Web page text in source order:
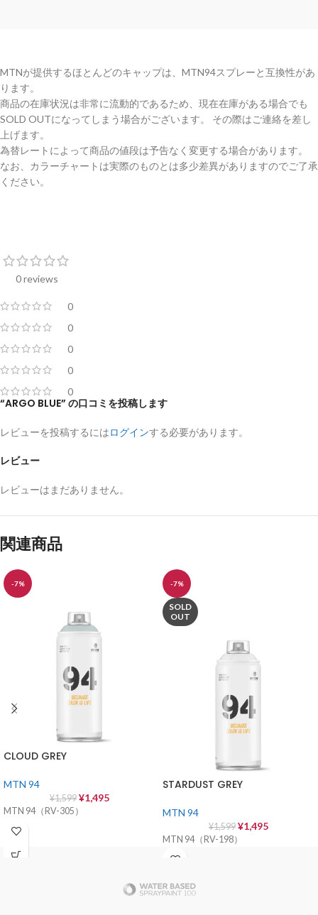
MTNが提供するほとんどのキャップは、MTN94スプレーと互換性があ
ります。
商品の在庫状況は非常に流動的であるため、現在在庫がある場合でも
SOLD OUTになってしまう場合がございます。 その際はご連絡を差し
上げます。
為替レートによって商品の値段は予告なく変更する場合があります。
なお、カラーチャートは実際のものとは多少差異がありますのでご了承
ください。
0 reviews
0
0
0
0
0
レビュー
レビューはまだありません。
“ARGO BLUE” の口コミを投稿します
レビューを投稿するにはログインする必要があります。
関連商品
-7%
CLOUD GREY
MTN 94
¥1,599 ¥1,495
MTN 94（RV-305）
-7%
SOLD
OUT
STARDUST GREY
MTN 94
¥1,599 ¥1,495
MTN 94（RV-198）